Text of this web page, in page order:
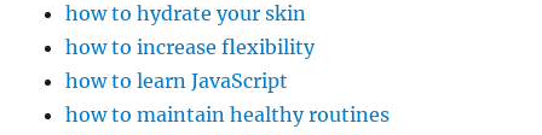
how to hydrate your skin
how to increase flexibility
how to learn JavaScript
how to maintain healthy routines